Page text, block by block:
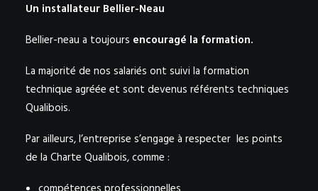
Un installateur Bellier-Neau
Bellier-neau a toujours encouragé la formation.
La majorité de nos salariés ont suivi la formation
technique agréée et sont devenus référents techniques
Qualibois.
Par ailleurs, l’entreprise s’engage à respecter les points
de la Charte Qualibois, comme :